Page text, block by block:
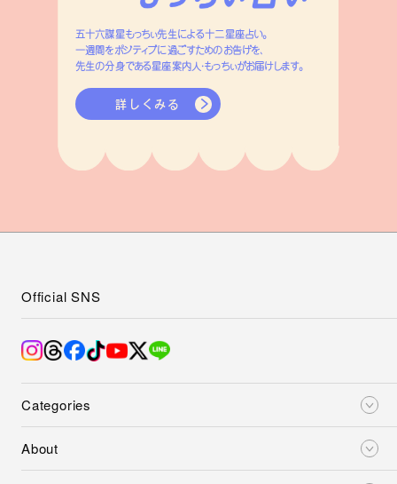
五十六謀星もっちぃ先生による十二星座占い。
一週間をポジティブに過ごすためのお告げを、
先生の分身である星座案内人・もっちぃがお届けします。
詳しくみる
Categories
About
Official SNS